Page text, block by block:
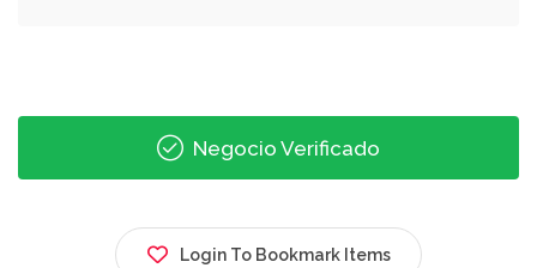
Negocio Verificado
Login To Bookmark Items